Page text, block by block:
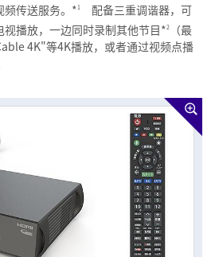
频传送服务。*1
配备三重调谐器，可
播放，一边同时录制其他节目*2
（最
4K"等4K播放，或者通过视频点播